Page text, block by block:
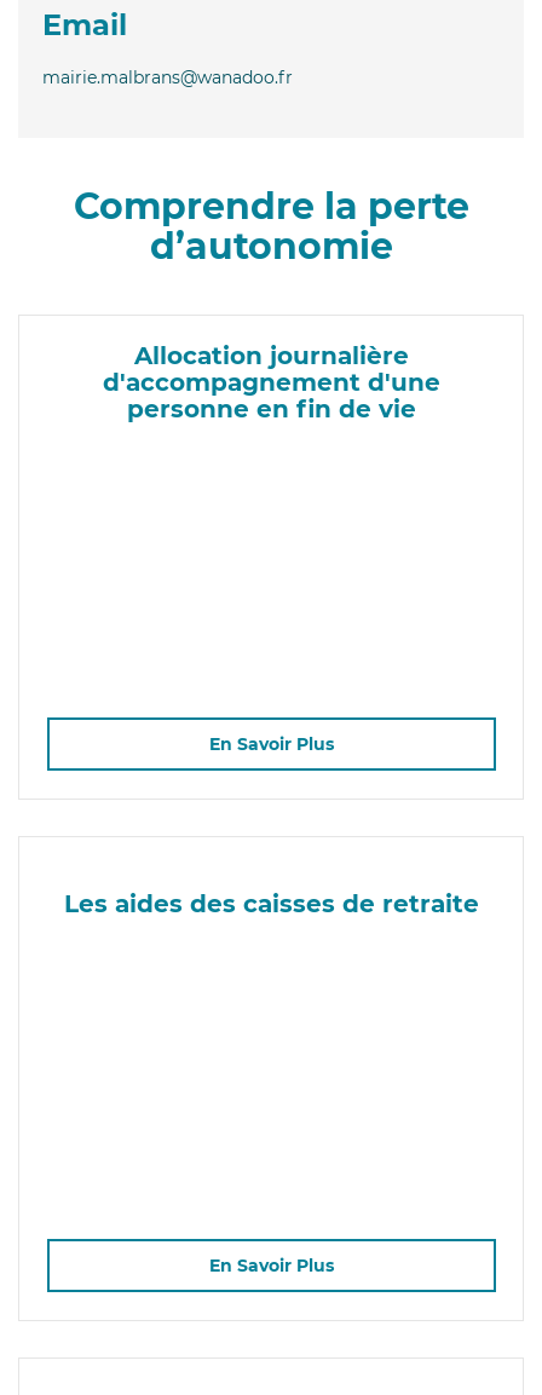
Email
mairie.malbrans@wanadoo.fr
Comprendre la perte
d’autonomie
Allocation journalière
d'accompagnement d'une
personne en fin de vie
En Savoir Plus
Les aides des caisses de retraite
En Savoir Plus